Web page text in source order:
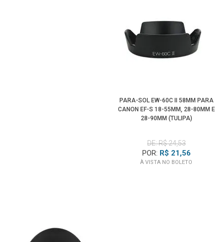
PARA-SOL EW-60C II 58MM PARA
CANON EF-S 18-55MM, 28-80MM E
28-90MM (TULIPA)
DE: R$ 24,53
POR: R$ 21,56
À VISTA NO BOLETO